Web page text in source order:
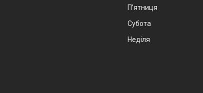
Пʼятниця
Субота
Неділя